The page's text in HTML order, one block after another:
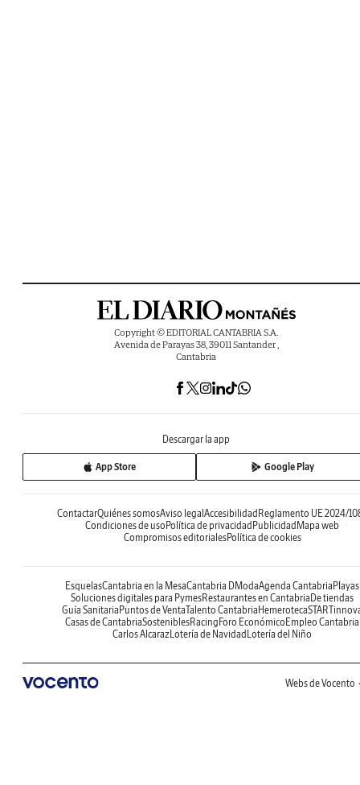
Copyright © EDITORIAL CANTABRIA S.A.
Avenida de Parayas 38, 39011 Santander ,
Cantabria
Descargar la app
App Store Google Play
ContactarQuiénes somosAviso legalAccesibilidadReglamento UE 2024/
Condiciones de usoPolítica de privacidadPublicidadMapa web
Compromisos editorialesPolítica de cookies
EsquelasCantabria en la MesaCantabria DModaAgenda CantabriaPlayas
Soluciones digitales para PymesRestaurantes en CantabriaDe tiendas
Guía SanitariaPuntos de VentaTalento CantabriaHemeroteca
Casas de CantabriaSosteniblesRacingForo EconómicoEmpleo Cantabria
Carlos AlcarazLotería de NavidadLotería del Niño
Webs de Vocento